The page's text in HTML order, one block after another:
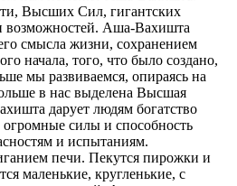
Высших Сил, гигантских
возможностей. Аша-Вахишта
смысла жизни, сохранением
начала, того, что было создано,
мы развиваемся, опираясь на
в нас выделена Высшая
дарует людям богатство
огромные силы и способность
и испытаниям.
печи. Пекутся пирожки и
маленькие, кругленькие, с